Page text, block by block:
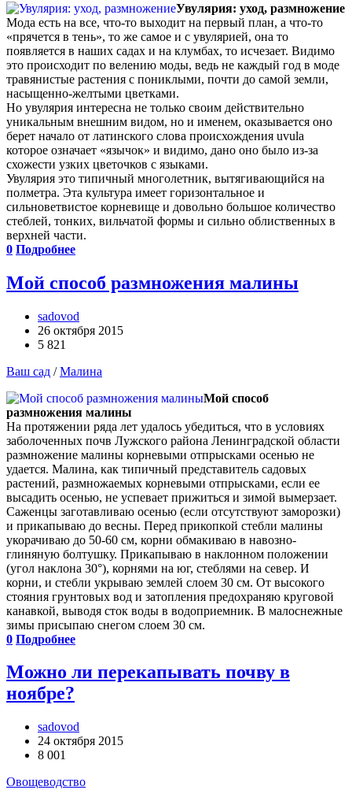
Увулярия: уход, размножение
Мода есть на все, что-то выходит на первый план, а что-то
«прячется в тень», то же самое и с увулярией, она то
появляется в наших садах и на клумбах, то исчезает. Видимо
это происходит по велению моды, ведь не каждый год в моде
травянистые растения с пониклыми, почти до самой земли,
насыщенно-желтыми цветками.
Но увулярия интересна не только своим действительно
уникальным внешним видом, но и именем, оказывается оно
берет начало от латинского слова происхождения uvula
которое означает «язычок» и видимо, дано оно было из-за
схожести узких цветочков с языками.
Увулярия это типичный многолетник, вытягивающийся на
полметра. Эта культура имеет горизонтальное и
сильноветвистое корневище и довольно большое количество
стеблей, тонких, вильчатой формы и сильно облиственных в
верхней части.
0 Подробнее
Мой способ размножения малины
sadovod
26 октября 2015
5 821
Ваш сад /Малина
Мой способ
размножения малины
На протяжении ряда лет удалось убедиться, что в условиях
заболоченных почв Лужского района Ленинградской области
размножение малины корневыми отпрысками осенью не
удается. Малина, как типичный представитель садовых
растений, размножаемых корневыми отпрысками, если ее
высадить осенью, не успевает прижиться и зимой вымерзает.
Саженцы заготавливаю осенью (если отсутствуют заморозки)
и прикапываю до весны. Перед прикопкой стебли малины
укорачиваю до 50-60 см, корни обмакиваю в навозно-
глиняную болтушку. Прикапываю в наклонном положении
(угол наклона 30°), корнями на юг, стеблями на север. И
корни, и стебли укрываю землей слоем 30 см. От высокого
стояния грунтовых вод и затопления предохраняю круговой
канавкой, выводя сток воды в водоприемник. В малоснежные
зимы присыпаю снегом слоем 30 см.
0 Подробнее
Можно ли перекапывать почву в
ноябре?
sadovod
24 октября 2015
8 001
Овощеводство